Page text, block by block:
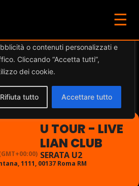
privacy
o contenuti personalizzati e
Cliccando “Accetta tutti”,
dei cookie.
Rifiuta tutto Accettare tutto
☰
LIVE LIAN
U TOUR - LIVE
LIAN CLUB
SERATA U2
1111, 00137 Roma RM